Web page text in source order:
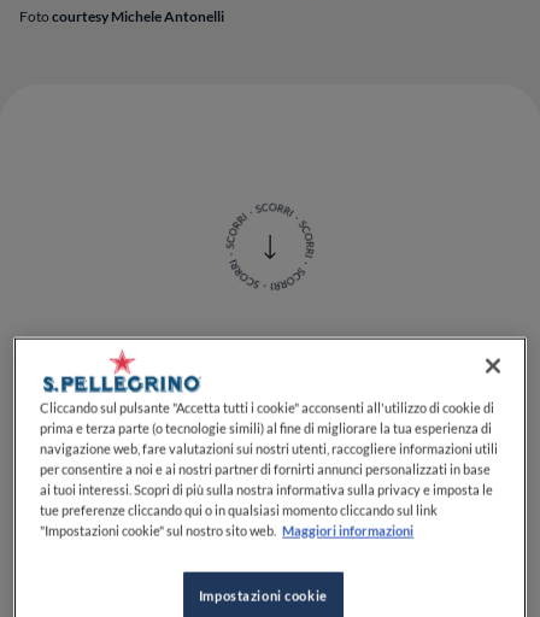
Foto courtesy Michele Antonelli
Su e giù per l'Italia (e non solo), a portare la sua
filosofia di cucina, le sua Marche ma anche la sua
esperienza da vincitore regionale dellaS.Pellegrino
Young Chef Academy Competitionin carica: saranno
mesi pieni di appuntamenti quelli che
aspettanoMichele Antonelli, che anche tu avrai la
possibilità di conoscere e apprezzare attraverso i suoi
S.Pellegrino e Acqua Panna
Cliccando sul pulsante "Accetta tutti i cookie" acconsenti all'utilizzo di cookie di
prima e terza parte (o tecnologie simili) al fine di migliorare la tua esperienza di
navigazione web, fare valutazioni sui nostri utenti, raccogliere informazioni utili
per consentire a noi e ai nostri partner di fornirti annunci personalizzati in base
ai tuoi interessi. Scopri di più sulla nostra informativa sulla privacy e imposta le
tue preferenze cliccando qui o in qualsiasi momento cliccando sul link
"Impostazioni cookie" sul nostro sito web. Maggiori informazioni
Impostazioni cookie